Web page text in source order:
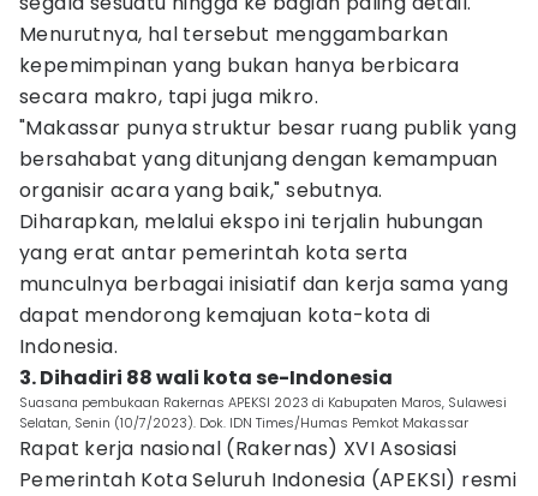
Menurutnya, hal tersebut menggambarkan
kepemimpinan yang bukan hanya berbicara
secara makro, tapi juga mikro.
"Makassar punya struktur besar ruang publik yang
bersahabat yang ditunjang dengan kemampuan
organisir acara yang baik," sebutnya.
Diharapkan, melalui ekspo ini terjalin hubungan
yang erat antar pemerintah kota serta
munculnya berbagai inisiatif dan kerja sama yang
dapat mendorong kemajuan kota-kota di
Indonesia.
3. Dihadiri 88 wali kota se-Indonesia
Suasana pembukaan Rakernas APEKSI 2023 di Kabupaten Maros, Sulawesi
Selatan, Senin (10/7/2023). Dok. IDN Times/Humas Pemkot Makassar
Rapat kerja nasional (Rakernas) XVI Asosiasi
Pemerintah Kota Seluruh Indonesia (APEKSI) resmi